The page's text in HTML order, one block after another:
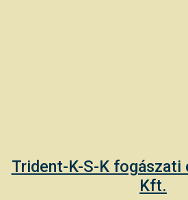
Trident-K-S-K fogászati
Kft.